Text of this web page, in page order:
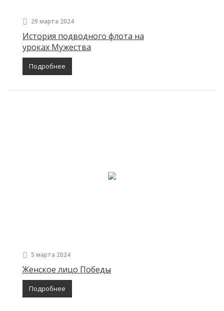
29 марта 2024
История подводного флота на
уроках Мужества
Подробнее
5 марта 2024
Женское лицо Победы
Подробнее